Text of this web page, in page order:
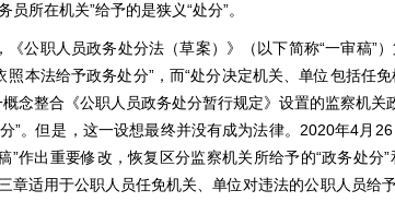
员所在机关”给予的是狭义“处分”。
《公职人员政务处分法（草案）》（以下简称“一审稿”
照本法给予政务处分”，而“处分决定机关、单位包括任
概念整合《公职人员政务处分暂行规定》设置的监察机
”。但是，这一设想最终并没有成为法律。2020年4月
”作出重要修改，恢复区分监察机关所给予的“政务处
章适用于公职人员任免机关、单位对违法的公职人员